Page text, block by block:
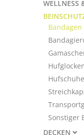
WELLNESS
Bandagen
Hufschuhe
Sonstiger
DECKEN